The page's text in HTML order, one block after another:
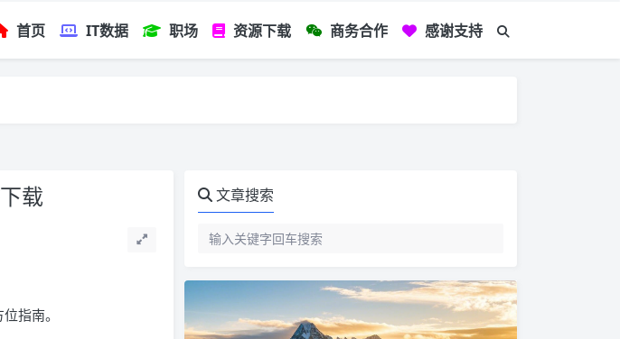
首页 IT数据 职场 资源下载 商务合作 感谢支持
载
指南。
文章搜索